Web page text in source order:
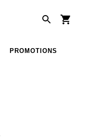
PROMOTIONS